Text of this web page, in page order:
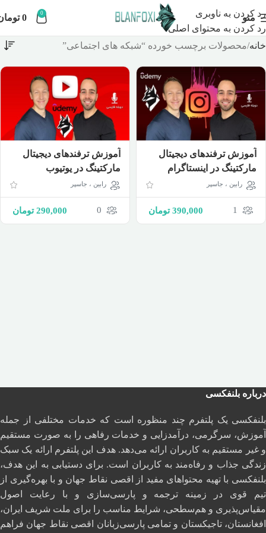
رد کردن به ناوبری
رد کردن به محتوای اصلی
منو 0
0
خانه محصولات برچسب خورده “شبکه های اجتماعی”
آموزش ترفندهای دیجیتال
مارکتینگ در اینستاگرام
رابین ، جاسپر
1
390,000 تومان
آموزش ترفندهای دیجیتال
مارکتینگ در یوتیوب
رابین ، جاسپر
0
290,000 تومان
درباره بلنفکسی
بلنفکسی یک پلتفرم چند منظوره است که خدمات مختلفی از جمله
آموزش، سرگرمی، درآمدزایی و خدمات رفاهی را به صورت مستقیم
و غیر مستقیم به کاربران ارائه می‌دهد. هدف این پلتفرم ارائه یک سبک
زندگی جذاب و رفاه‌مند به کاربران است. برای دستیابی به این هدف،
بلنفکسی با تهیه محتواهای مفید از اقصی نقاط جهان و با بهره‌گیری از
تیم قوی در زمینه ترجمه و پارسی‌سازی و با رعایت اصول
مقیاس‌پذیری و هم‌سطحی، شرایط مناسب را برای ملت شریف ایران،
افغانستان، تاجیکستان و تمامی پارسی‌زبانان اقصی نقاط جهان فراهم